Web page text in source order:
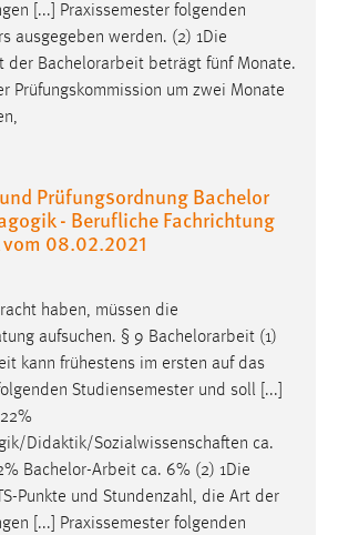
[...] Praxissemester folgenden
ausgegeben werden. (2) 1Die
der Bachelorarbeit beträgt fünf Monate.
Prüfungskommission um zwei Monate
Prüfungsordnung Bachelor
- Berufliche Fachrichtung
08.02.2021
haben, müssen die
aufsuchen. § 9 Bachelorarbeit (1)
kann frühestens im ersten auf das
Studiensemester und soll [...]
Didaktik/Sozialwissenschaften ca.
Bachelor-Arbeit ca. 6% (2) 1Die
Punkte und Stundenzahl, die Art der
[...] Praxissemester folgenden